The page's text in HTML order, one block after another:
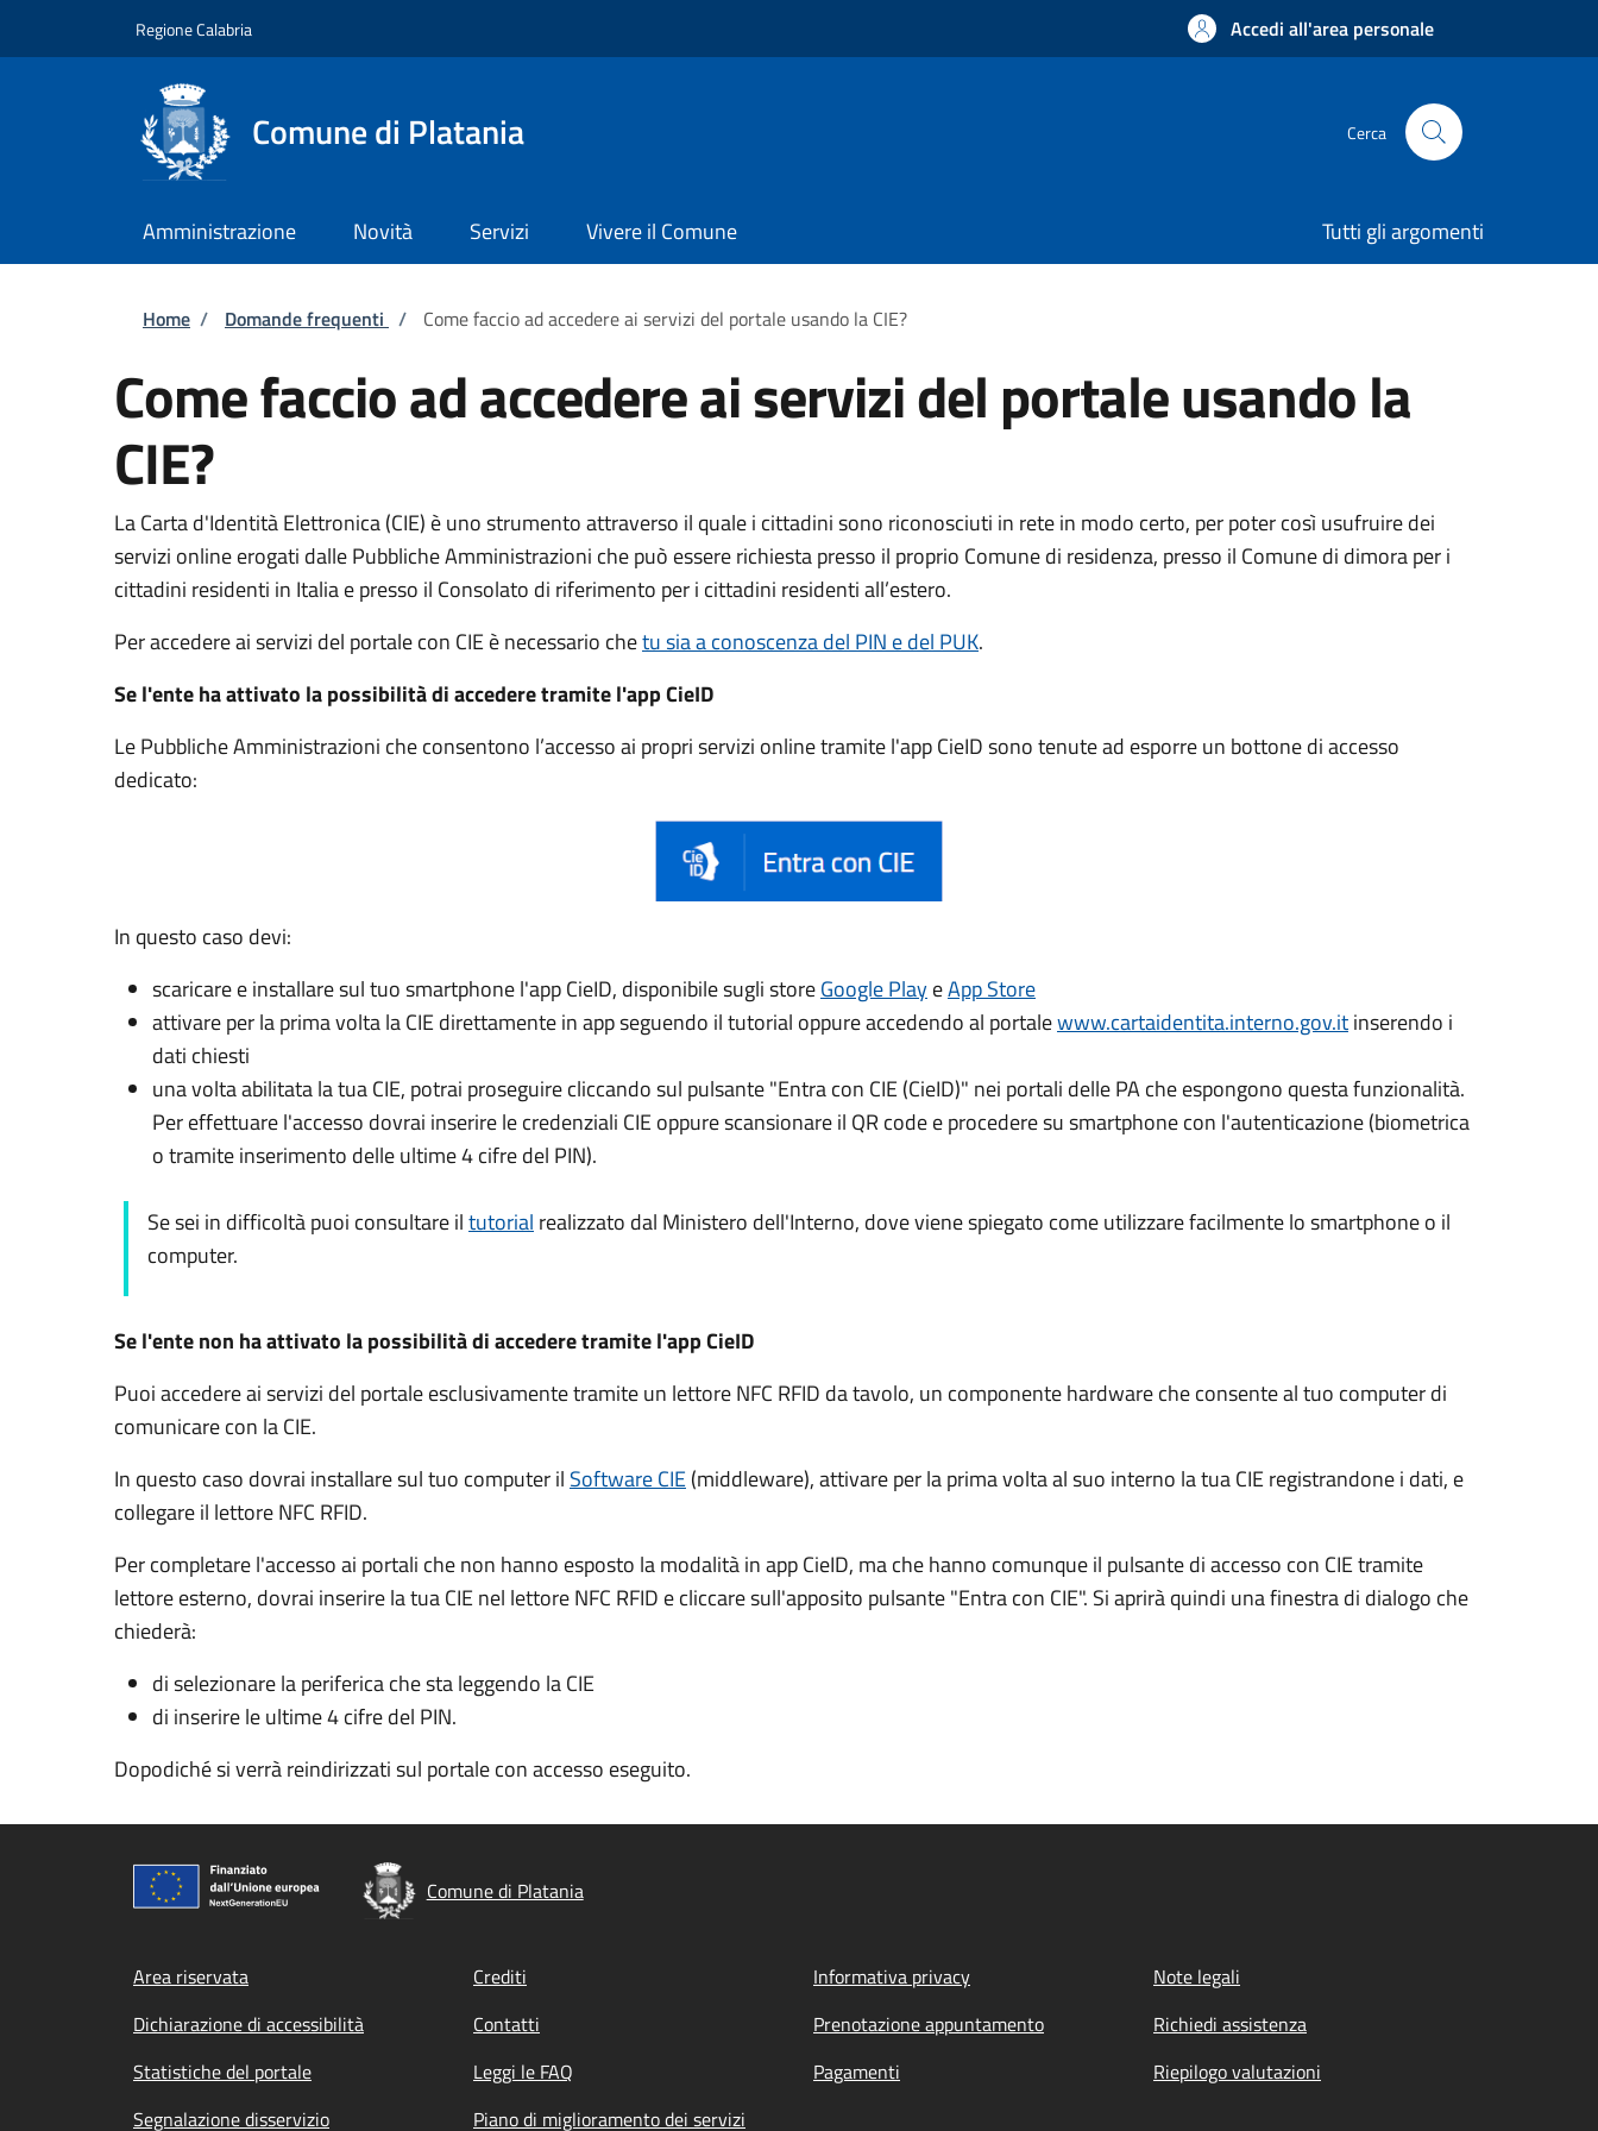
Regione Calabria Accedi all'area personale
Comune di Platania Cerca
Amministrazione Novità Servizi Vivere il Comune Tutti gli argomenti
Briciole di pane
Home / Domande frequenti / Come faccio ad accedere ai servizi del portale usando la CIE?
Come faccio ad accedere ai servizi del portale usando la
CIE?
La Carta d'Identità Elettronica (CIE) è uno strumento attraverso il quale i cittadini sono riconosciuti in rete in modo certo, per poter così usufruire dei
servizi online erogati dalle Pubbliche Amministrazioni che può essererichiesta presso il proprio Comune di residenza, presso il Comune di dimora per i
cittadini residenti in Italia e presso il Consolato di riferimento per i cittadini residenti all’estero.
Per accedere ai servizi del portale con CIE è necessario chetu sia a conoscenza del PIN e del PUK.
Se l'ente ha attivato la possibilità di accedere tramite l'app CieID
Le Pubbliche Amministrazioni che consentono l’accesso ai propri servizi online tramite l'app CieID sono tenute ad esporre un bottone di accesso
dedicato:
In questo caso devi:
scaricare e installare sul tuo smartphone l'app CieID, disponibile sugli storeGoogle PlayeApp Store
attivare per la prima volta la CIE direttamente in app seguendo il tutorial oppure accedendo al portalewww.cartaidentita.interno.gov.itinserendo i
dati chiesti
una volta abilitata la tua CIE, potrai proseguire cliccando sul pulsante "Entra con CIE (CieID)" nei portali delle PA che espongono questa funzionalità.
Per effettuare l'accesso dovrai inserire le credenziali CIE oppure scansionare il QR code e procedere su smartphone con l'autenticazione (biometrica
o tramite inserimento delle ultime 4 cifre del PIN).
Se sei in difficoltà puoi consultare iltutorial realizzato dal Ministero dell'Interno, dove viene spiegato come utilizzare facilmente lo smartphone o il
computer.
Se l'ente non ha attivato la possibilità di accedere tramite l'app CieID
Puoi accedere ai servizi del portale esclusivamente tramite un lettore NFC RFID da tavolo, un componente hardware che consente al tuo computer di
comunicare con la CIE.
In questo caso dovrai installare sul tuo computer il Software CIE(middleware), attivare per la prima volta al suo interno la tua CIE registrandone i dati, e
collegare il lettore NFC RFID.
Per completare l'accesso ai portali che non hanno esposto la modalità in app CieID, ma che hanno comunque il pulsante di accesso con CIE tramite
lettore esterno, dovrai inserire la tua CIE nel lettore NFC RFID e cliccare sull'apposito pulsante "Entra con CIE". Si aprirà quindi una finestra di dialogo che
chiederà:
di selezionare la periferica che sta leggendo la CIE
di inserire le ultime 4 cifre del PIN.
Dopodiché si verrà reindirizzati sul portale con accesso eseguito.
Comune di Platania
Footer menu
Area riservata Crediti Informativa privacy
Note legali
Dichiarazione di accessibilità
Contatti Prenotazione appuntamento
Richiedi assistenza
Statistiche del portale
Leggi le FAQ Pagamenti
Riepilogo valutazioni
Segnalazione disservizio
Piano di miglioramento dei servizi